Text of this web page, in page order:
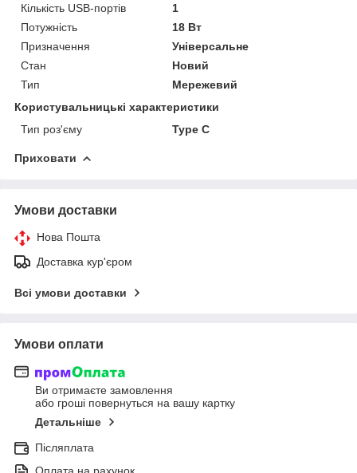
Кількість USB-портів
1
Потужність
18 Вт
Призначення
Універсальне
Стан
Новий
Тип
Мережевий
Користувальницькі характеристики
Тип роз'єму
Type C
Приховати
Умови доставки
Нова Пошта
Доставка кур'єром
Всі умови доставки
Умови оплати
Ви отримаєте замовлення
або гроші повернуться на вашу картку
Детальніше
Післяплата